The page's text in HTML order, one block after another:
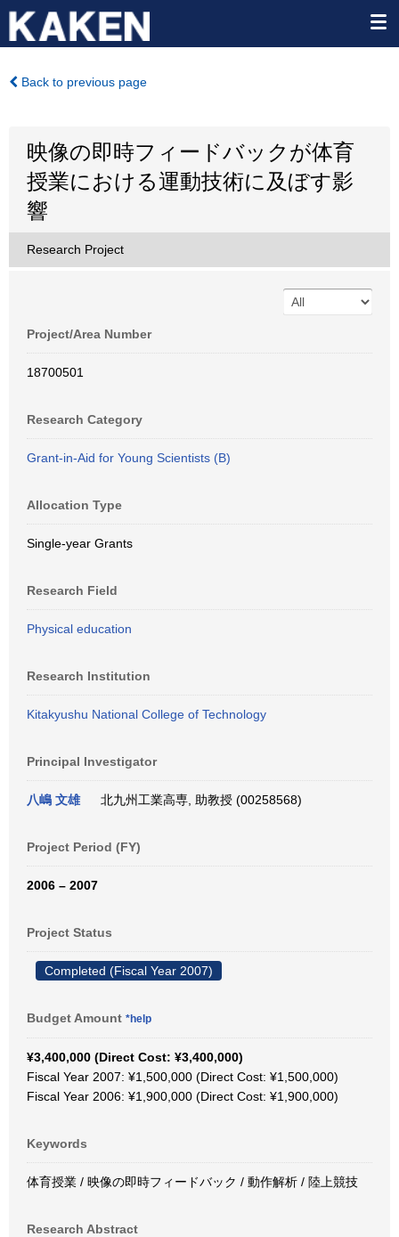
Back to previous page
映像の即時フィードバックが体育
授業における運動技術に及ぼす影
響
Research Project
Project/Area Number
18700501
Research Category
Grant-in-Aid for Young Scientists (B)
Allocation Type
Single-year Grants
Research Field
Physical education
Research Institution
Kitakyushu National College of Technology
Principal Investigator
八嶋 文雄 北九州工業高専, 助教授 (00258568)
Project Period (FY)
2006 – 2007
Project Status
Completed (Fiscal Year 2007)
Budget Amount *help
¥3,400,000 (Direct Cost: ¥3,400,000)
Fiscal Year 2007: ¥1,500,000 (Direct Cost: ¥1,500,000)
Fiscal Year 2006: ¥1,900,000 (Direct Cost: ¥1,900,000)
Keywords
体育授業 / 映像の即時フィードバック / 動作解析 / 陸上競技
Research Abstract